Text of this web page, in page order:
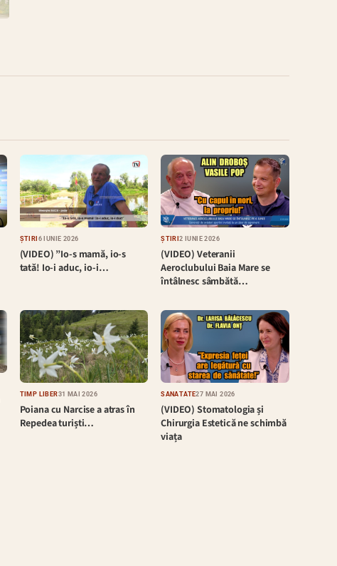
ȘTIRI 6 IUNIE 2026
(VIDEO) ”Io-s mamă, io-s
tată! Io-i aduc, io-i…
ȘTIRI2 IUNIE 2026
(VIDEO) Veteranii
Aeroclubului Baia Mare se
întâlnesc sâmbătă…
TIMP LIBER31 MAI 2026
Poiana cu Narcise a atras în
Repedea turiști…
SĂNĂTATE27 MAI 2026
(VIDEO) Stomatologia și
Chirurgia Estetică ne schimbă
viața